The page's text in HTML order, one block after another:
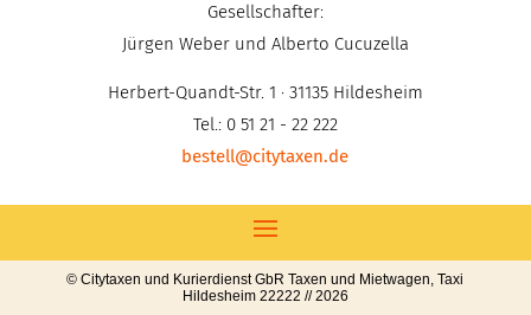
Gesellschafter:
Jürgen Weber und Alberto Cucuzella
Herbert-Quandt-Str. 1 · 31135 Hildesheim
Tel.: 0 51 21 - 22 222
bestell@citytaxen.de
© Citytaxen und Kurierdienst GbR Taxen und Mietwagen, Taxi
Hildesheim 22222 // 2026